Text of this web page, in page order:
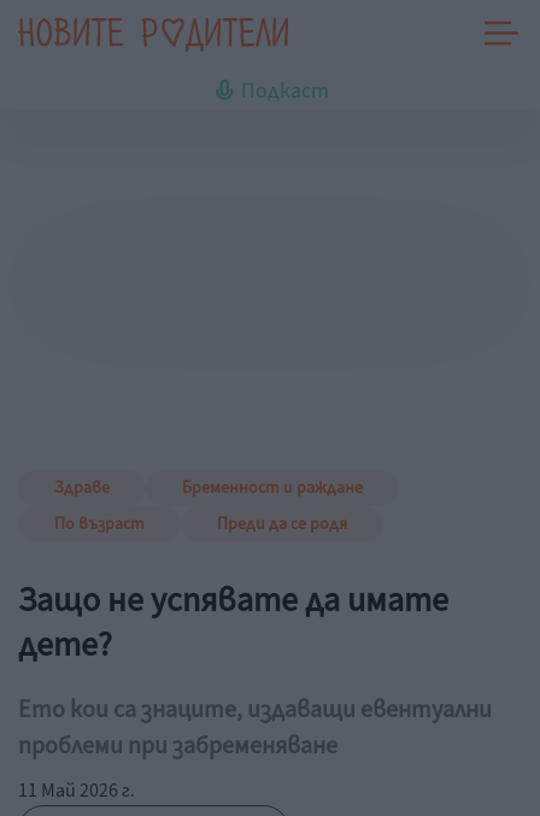
Подкаст
Здраве
Бременност и раждане
По възраст
Преди да се родя
Защо не успявате да имате
дете?
Ето кои са знаците, издаващи евентуални
проблеми при забременяване
11 Май 2026 г.